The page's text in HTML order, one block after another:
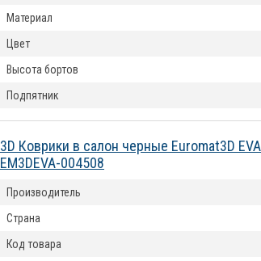
Материал
Цвет
Высота бортов
Подпятник
3D Коврики в салон черные Euromat3D
EM3DEVA-004508
Производитель
Страна
Код товара